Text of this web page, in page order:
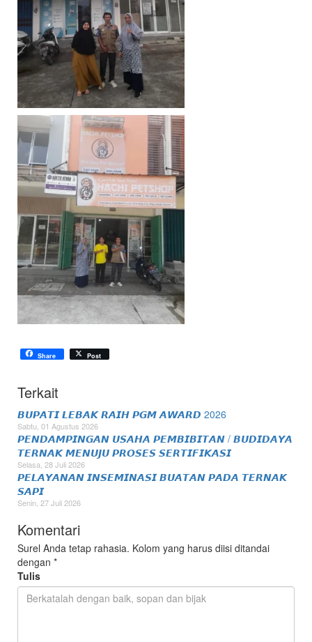
Share Post
Terkait
𝘽𝙐𝙋𝘼𝙏𝙄 𝙇𝙀𝘽𝘼𝙆 𝙍𝘼𝙄𝙃 𝙋𝙂𝙈 𝘼𝙒𝘼𝙍𝘿 2026
Sabtu, 01 Agustus 2026
𝙋𝙀𝙉𝘿𝘼𝙈𝙋𝙄𝙉𝙂𝘼𝙉 𝙐𝙎𝘼𝙃𝘼 𝙋𝙀𝙈𝘽𝙄𝘽𝙄𝙏𝘼𝙉 / 𝘽𝙐𝘿𝙄𝘿𝘼𝙔𝘼
𝙏𝙀𝙍𝙉𝘼𝙆 𝙈𝙀𝙉𝙐𝙅𝙐 𝙋𝙍𝙊𝙎𝙀𝙎 𝙎𝙀𝙍𝙏𝙄𝙁𝙄𝙆𝘼𝙎𝙄
Selasa, 28 Juli 2026
𝙋𝙀𝙇𝘼𝙔𝘼𝙉𝘼𝙉 𝙄𝙉𝙎𝙀𝙈𝙄𝙉𝘼𝙎𝙄 𝘽𝙐𝘼𝙏𝘼𝙉 𝙋𝘼𝘿𝘼 𝙏𝙀𝙍𝙉𝘼𝙆
𝙎𝘼𝙋𝙄
Senin, 27 Juli 2026
Komentari
Surel Anda tetap rahasia. Kolom yang harus diisi ditandai
dengan *
Tulis